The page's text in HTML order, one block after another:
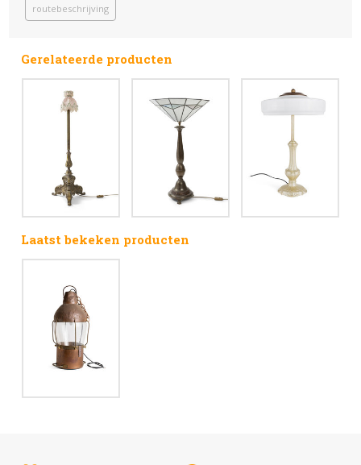
routebeschrijving
Gerelateerde producten
Laatst bekeken producten